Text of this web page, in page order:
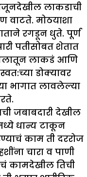
लाकडाची
वाटते. मोठयाशा
रगडून धुते. पूर्ण
पतीसोबत शेतात
लाकडं आणि
डोक्यावर
भागात लावलेल्या
जबाबदारी देखील
धान्य टाकून
काम ती दररोज
चारा व पाणी
कामदेखील तिची